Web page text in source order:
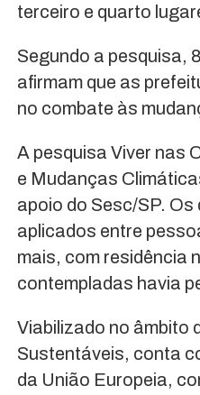
terceiro e quarto
Segundo a pesquisa,
afirmam que as
no combate às
A pesquisa Viver nas
e Mudanças
apoio do Sesc/SP.
aplicados entre
mais, com residência
contempladas havia
Viabilizado no âmbito
Sustentáveis, conta
da União Europeia,